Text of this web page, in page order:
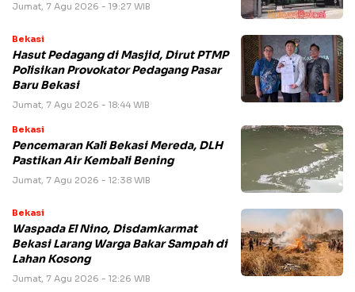
Jumat, 7 Agu 2026 - 19:27 WIB
Bekasi
Hasut Pedagang di Masjid, Dirut PTMP
Polisikan Provokator Pedagang Pasar
Baru Bekasi
Jumat, 7 Agu 2026 - 18:44 WIB
Bekasi
Pencemaran Kali Bekasi Mereda, DLH
Pastikan Air Kembali Bening
Jumat, 7 Agu 2026 - 12:38 WIB
Bekasi
Waspada El Nino, Disdamkarmat
Bekasi Larang Warga Bakar Sampah di
Lahan Kosong
Jumat, 7 Agu 2026 - 12:26 WIB